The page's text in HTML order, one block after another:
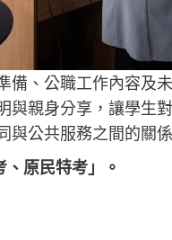
備、公職工作內容及
與親身分享，讓學生
與公共服務之間的關係
原民特考」。